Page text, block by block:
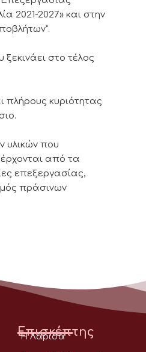
2021-2027» και στην
στο τέλος
πλήρους κυριότητας
υλικών που
από τα
επεξεργασίας,
πράσινων
Επισκέπτης
Η Λάρισα